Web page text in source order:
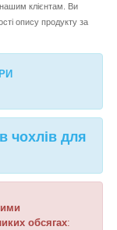
клієнтам. Ви
опису продукту за
чохлів для
обсягах: